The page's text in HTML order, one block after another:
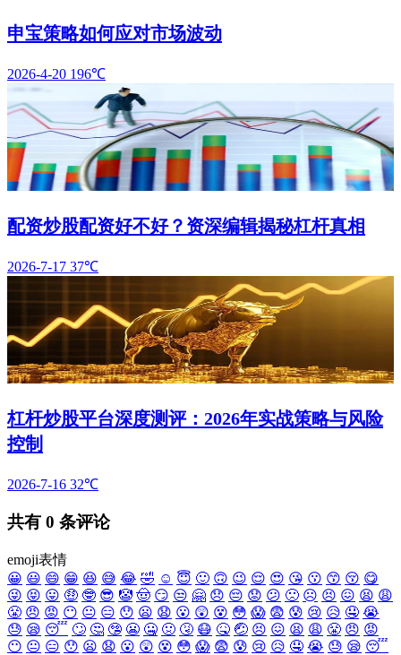
申宝策略如何应对市场波动
2026-4-20 196℃
配资炒股配资好不好？资深编辑揭秘杠杆真相
2026-7-17 37℃
杠杆炒股平台深度测评：2026年实战策略与风险
控制
2026-7-16 32℃
共有 0 条评论
emoji表情
😀 😃 😄 😁 😆 😅 😂 🤣 ☺️ 😇 🙂 🙃 😉 😌 😍 😘 😗 😙 😚 😋
😜 😝 😛 🤑 🤓 😎 🤡 🤠 😏 😒 🤗 😞 😔 😟 😕 🙁 ☹️ 😣 😖 😫 😩
😤 😠 😡 😶 😐 😑 😯 😦 😧 😮 😲 😵 😳 😱 😨 😰 😢 😥 🤤 😭
😓 😪 😴 🙄 🤔 🤥 😬 🤐 🤢 🤧 😷 🤒 🤕 😣 😖 😫 😩 😤 😠 😡
😶 😐 😑 😯 😦 😧 😮 😲 😵 😳 😱 😨 😰 😢 😥 🤤 😭 😓 😪 😴